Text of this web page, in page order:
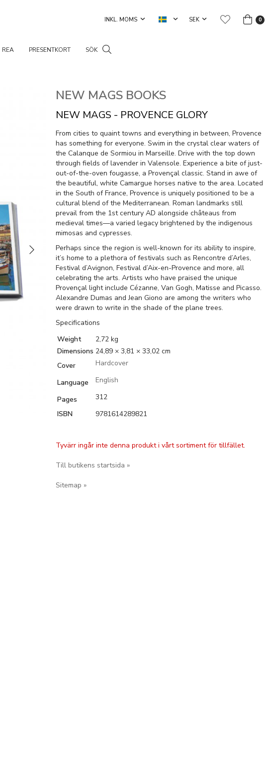
0
REA PRESENTKORT SÖK
NEW MAGS BOOKS
NEW MAGS - PROVENCE GLORY
From cities to quaint towns and everything in between, Provence
has something for everyone. Swim in the crystal clear waters of
the Calanque de Sormiou in Marseille. Drive with the top down
through fields of lavender in Valensole. Experience a bite of just-
out-of-the-oven fougasse, a Provençal classic. Stand in awe of
the beautiful, white Camargue horses native to the area. Located
in the South of France, Provence is uniquely positioned to be a
cultural blend of the Mediterranean. Roman landmarks still
prevail from the 1st century AD alongside châteaus from
medieval times—a varied legacy brightened by the indigenous
mimosas and cypresses.
Perhaps since the region is well-known for its ability to inspire,
it’s home to a plethora of festivals such as Rencontre d’Arles,
Festival d’Avignon, Festival d’Aix-en-Provence and more, all
celebrating the arts. Artists who have praised the unique
Provençal light include Cézanne, Van Gogh, Matisse and Picasso.
Alexandre Dumas and Jean Giono are among the writers who
were drawn to write in the shade of the plane trees.
Specifications
Weight
2,72 kg
Dimensions 24,89 × 3,81 × 33,02 cm
Cover
Hardcover
Language English
Pages
312
ISBN
9781614289821
Tyvärr ingår inte denna produkt i vårt sortiment för tillfället.
Till butikens startsida »
Sitemap »